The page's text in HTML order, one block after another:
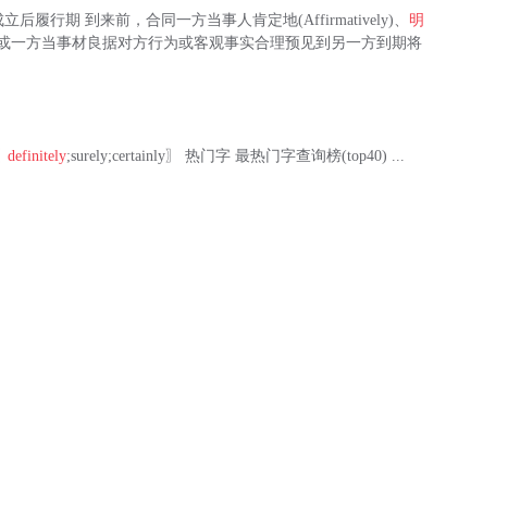
立后履行期 到来前，合同一方当事人肯定地(Affirmatively)、 明
一方当事材良据对方行为或客观事实合理预见到另一方到期将
definitely;surely;certainly〗 热门字 最热门字查询榜(top40) ...